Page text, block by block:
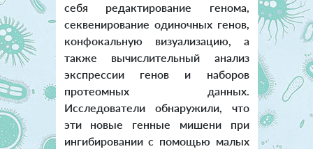
себя редактирование генома,
секвенирование одиночных генов,
конфокальную визуализацию, а
также вычислительный анализ
экспрессии генов и наборов
протеомных данных.
Исследователи обнаружили, что
эти новые генные мишени при
ингибировании с помощью малых